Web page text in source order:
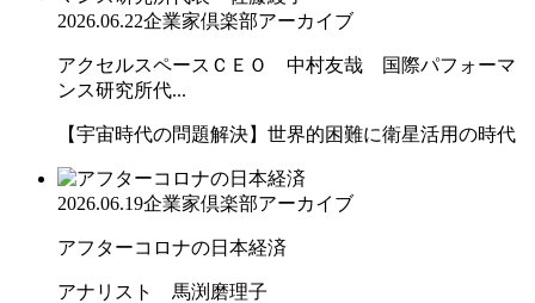
2026.06.22企業家倶楽部アーカイブ
アクセルスペースＣＥＯ 中村友哉 国際パフォーマ
ンス研究所代...
【宇宙時代の問題解決】世界的困難に衛星活用の時代
2026.06.19企業家倶楽部アーカイブ
アフターコロナの日本経済
アナリスト 馬渕磨理子